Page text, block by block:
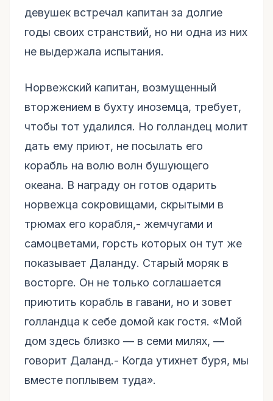
девушек встречал капитан за долгие
годы своих странствий, но ни одна из них
не выдержала испытания.
Норвежский капитан, возмущенный
вторжением в бухту иноземца, требует,
чтобы тот удалился. Но голландец молит
дать ему приют, не посылать его
корабль на волю волн бушующего
океана. В награду он готов одарить
норвежца сокровищами, скрытыми в
трюмах его корабля,- жемчугами и
самоцветами, горсть которых он тут же
показывает Даланду. Старый моряк в
восторге. Он не только соглашается
приютить корабль в гавани, но и зовет
голландца к себе домой как гостя. «Мой
дом здесь близко — в семи милях, —
говорит Даланд.- Когда утихнет буря, мы
вместе поплывем туда».